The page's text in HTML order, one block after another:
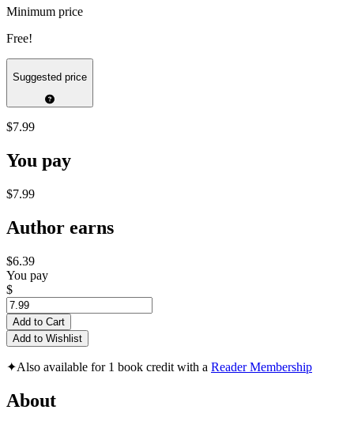
Minimum price
Free!
Suggested price
$7.99
You pay
$7.99
Author earns
$6.39
You pay
$
Add to Cart
Add to Wishlist
✦Also available for 1 book credit with a Reader Membership
About